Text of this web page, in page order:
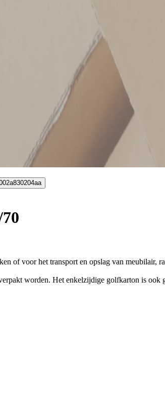
of voor het transport en opslag van meubilair,
worden. Het enkelzijdige golfkarton is ook